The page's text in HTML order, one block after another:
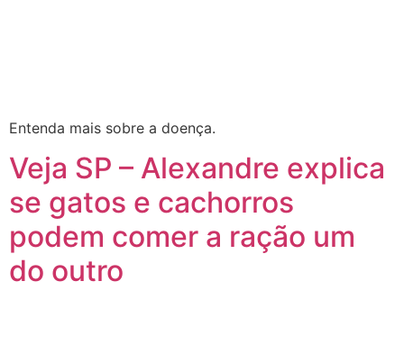
Entenda mais sobre a doença.
Veja SP – Alexandre explica
se gatos e cachorros
podem comer a ração um
do outro